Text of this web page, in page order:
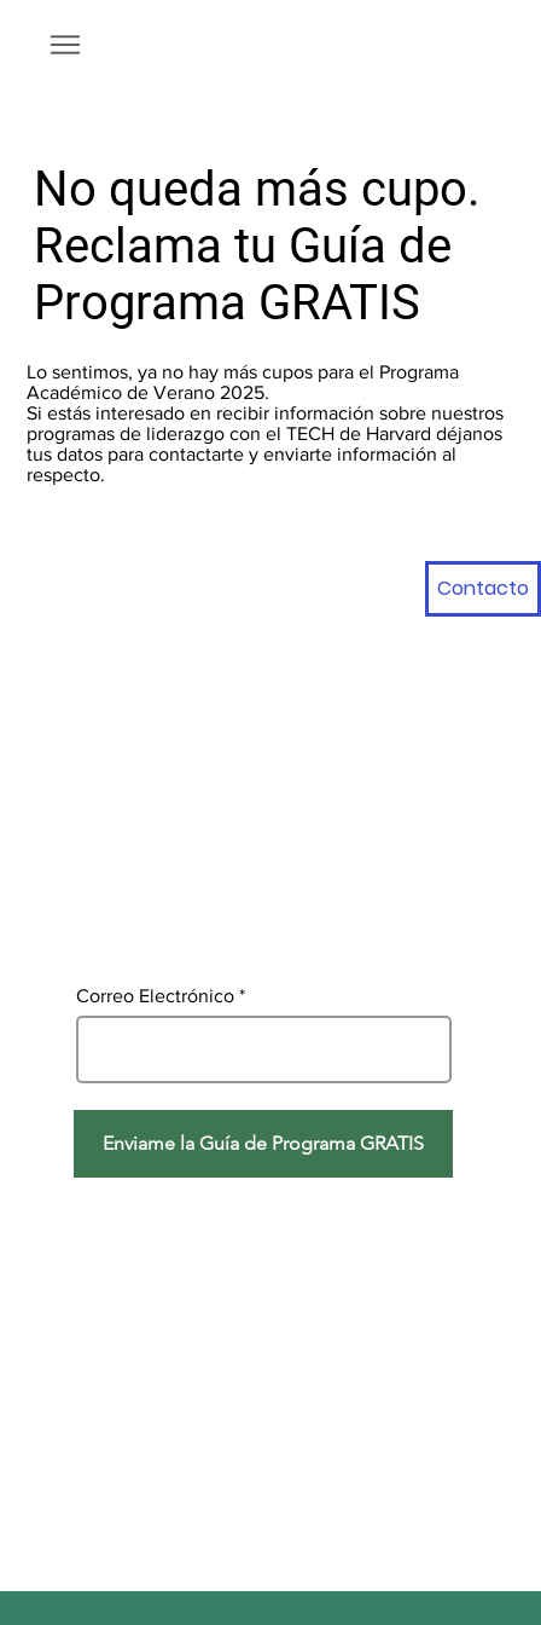
No queda más cupo.
Reclama tu Guía de
Programa GRATIS
Correo Electrónico
Enviame la Guía de Programa GRATIS
Lo sentimos, ya no hay más cupos para el Programa
Académico de Verano 2025.
Si estás interesado en recibir información sobre nuestros
programas de liderazgo con el TECH de Harvard déjanos
tus datos para contactarte y enviarte información al
respecto.
Contacto